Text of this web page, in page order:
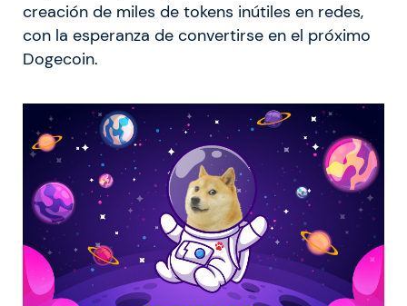
creación de miles de tokens inútiles en redes,
con la esperanza de convertirse en el próximo
Dogecoin.